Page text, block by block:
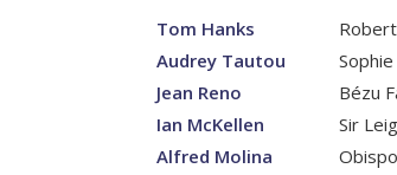
Tom Hanks
Audrey Tautou
Jean Reno
Bézu
Ian McKellen
Sir
Alfred Molina